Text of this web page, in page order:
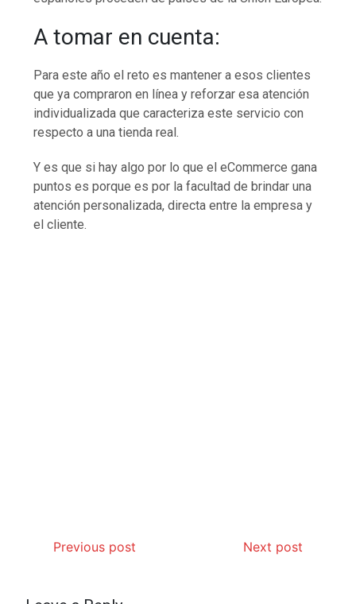
A tomar en cuenta:
Para este año el reto es mantener a esos clientes
que ya compraron en línea y reforzar esa atención
individualizada que caracteriza este servicio con
respecto a una tienda real.
Y es que si hay algo por lo que el eCommerce gana
puntos es porque es por la facultad de brindar una
atención personalizada, directa entre la empresa y
el cliente.
Previous post Next post